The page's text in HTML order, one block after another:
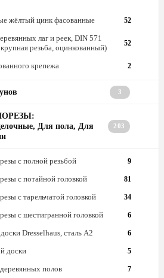
жёлтый цинк фасованные 52
лаг и реек, DIN 571
резьба, оцинкованный)
52
крепежа 2
3
Для пола, Для
203
с полной резьбой 9
с потайной головкой 81
с тарельчатой головкой 34
с шестигранной головкой 6
Dresselhaus, сталь А2 6
доски 5
полов 7